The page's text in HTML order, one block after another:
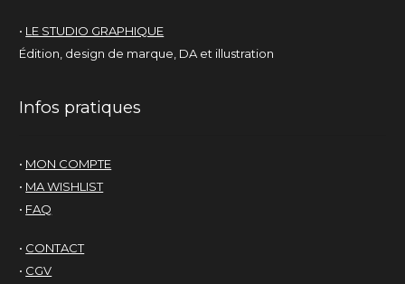
• LE STUDIO GRAPHIQUE
Édition, design de marque, DA et illustration
Infos pratiques
• MON COMPTE
• MA WISHLIST
• FAQ
• CONTACT
• CGV